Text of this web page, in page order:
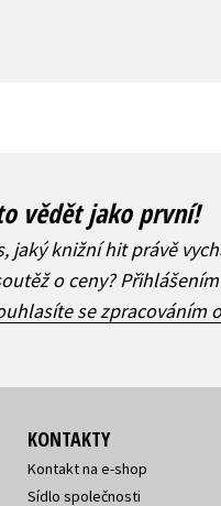
vědět jako první!
jaký knižní hit právě
o ceny?
se zpracováním
KONTAKTY
Kontakt na e-shop
Sídlo společnosti